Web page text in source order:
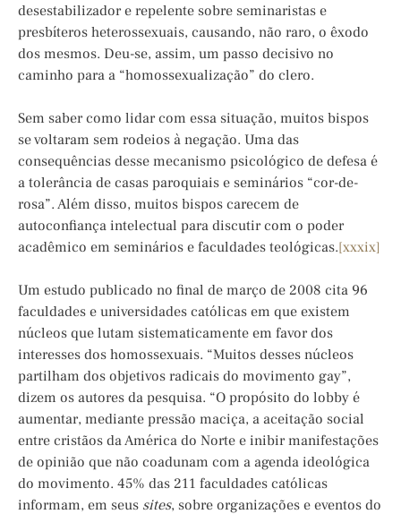
desestabilizador e repelente sobre seminaristas e
presbíteros heterossexuais, causando, não raro, o êxodo
dos mesmos. Deu-se, assim, um passo decisivo no
caminho para a “homossexualização” do clero.
Sem saber como lidar com essa situação, muitos bispos
se voltaram sem rodeios à negação. Uma das
consequências desse mecanismo psicológico de defesa é
a tolerância de casas paroquiais e seminários “cor-de-
rosa”. Além disso, muitos bispos carecem de
autoconfiança intelectual para discutir com o poder
acadêmico em seminários e faculdades teológicas.[xxxix]
Um estudo publicado no final de março de 2008 cita 96
faculdades e universidades católicas em que existem
núcleos que lutam sistematicamente em favor dos
interesses dos homossexuais. “Muitos desses núcleos
partilham dos objetivos radicais do movimento gay”,
dizem os autores da pesquisa. “O propósito do lobby é
aumentar, mediante pressão maciça, a aceitação social
entre cristãos da América do Norte e inibir manifestações
de opinião que não coadunam com a agenda ideológica
do movimento. 45% das 211 faculdades católicas
informam, em seus sites, sobre organizações e eventos do